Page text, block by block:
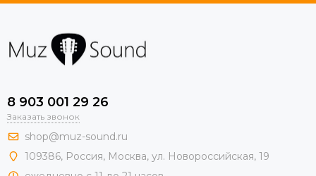
8 903 001 29 26
Заказать звонок
shop@muz-sound.ru
109386, Россия, Москва, ул. Новороссийская, 19